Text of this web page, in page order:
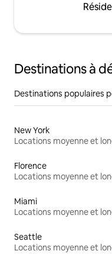
Destinations à
Destinations populaires
New York
Florence
Miami
Seattle